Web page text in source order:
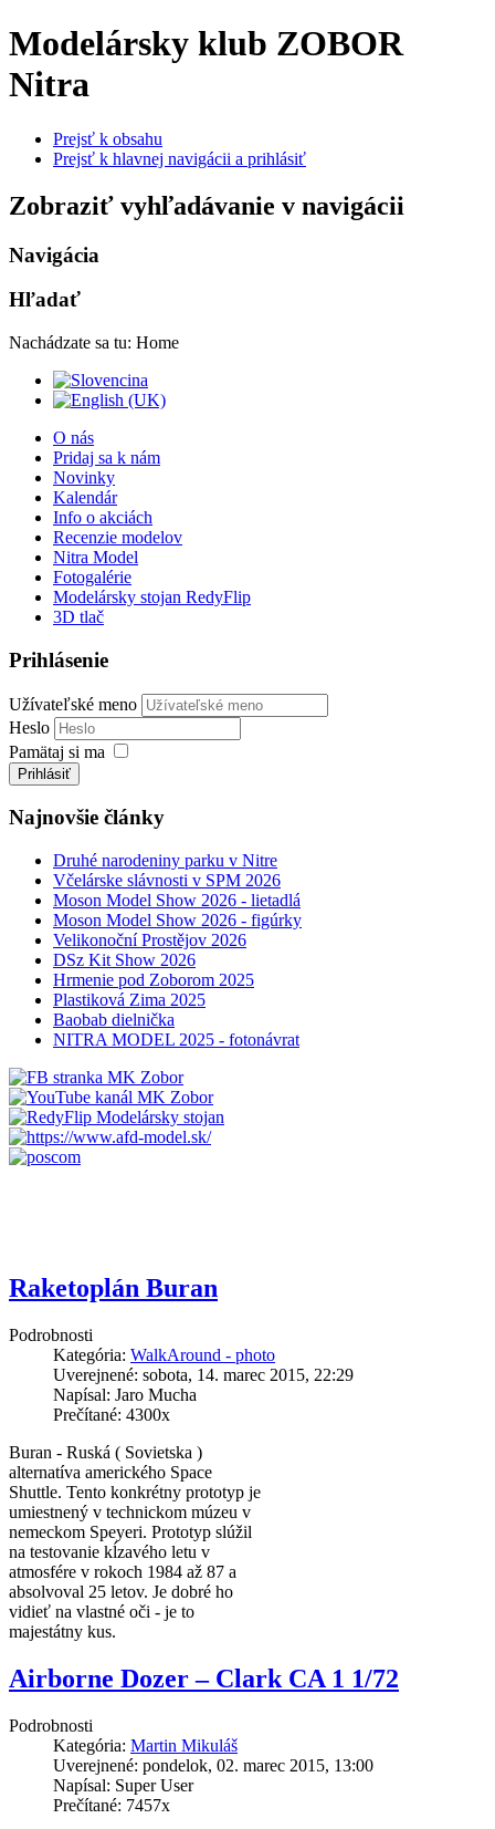
Modelársky klub ZOBOR
Nitra
Prejsť k obsahu
Prejsť k hlavnej navigácii a prihlásiť
Zobraziť vyhľadávanie v navigácii
Navigácia
Hľadať
Nachádzate sa tu: Home
O nás
Pridaj sa k nám
Novinky
Kalendár
Info o akciách
Recenzie modelov
Nitra Model
Fotogalérie
Modelársky stojan RedyFlip
3D tlač
Prihlásenie
Užívateľské meno
Heslo
Pamätaj si ma
Prihlásiť
Najnovšie články
Druhé narodeniny parku v Nitre
Včelárske slávnosti v SPM 2026
Moson Model Show 2026 - lietadlá
Moson Model Show 2026 - figúrky
Velikonoční Prostějov 2026
DSz Kit Show 2026
Hrmenie pod Zoborom 2025
Plastiková Zima 2025
Baobab dielnička
NITRA MODEL 2025 - fotonávrat
Raketoplán Buran
Podrobnosti
Kategória: WalkAround - photo
Uverejnené: sobota, 14. marec 2015, 22:29
Napísal: Jaro Mucha
Prečítané: 4300x
Buran - Ruská ( Sovietska )
alternatíva amerického Space
Shuttle. Tento konkrétny prototyp je
umiestnený v technickom múzeu v
nemeckom Speyeri. Prototyp slúžil
na testovanie kĺzavého letu v
atmosfére v rokoch 1984 až 87 a
absolvoval 25 letov. Je dobré ho
vidieť na vlastné oči - je to
majestátny kus.
Airborne Dozer – Clark CA 1 1/72
Podrobnosti
Kategória: Martin Mikuláš
Uverejnené: pondelok, 02. marec 2015, 13:00
Napísal: Super User
Prečítané: 7457x